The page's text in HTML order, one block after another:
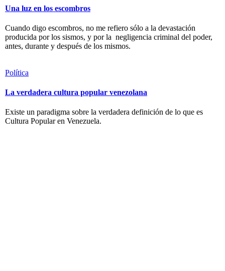
Una luz en los escombros
Cuando digo escombros, no me refiero sólo a la devastación
producida por los sismos, y por la negligencia criminal del poder,
antes, durante y después de los mismos.
Política
La verdadera cultura popular venezolana
Existe un paradigma sobre la verdadera definición de lo que es
Cultura Popular en Venezuela.